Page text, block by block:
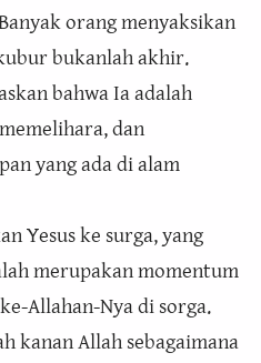
orang menyaksikan
bukanlah akhir.
bahwa Ia adalah
dan
yang ada di alam
ke surga, yang
merupakan momentum
Allahan-Nya di sorga.
kanan Allah sebagaimana